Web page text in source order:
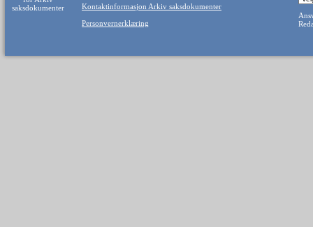
Kontaktinformasjon Arkiv saksdokumenter
Personvernerklæring